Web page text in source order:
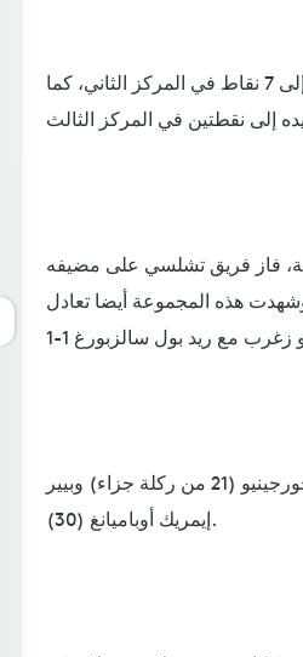
ورفع دورتموند رصيده إلى 7 نقاط في المركز الثاني، كما
فاز فريق تشلسي على مضيفه
هذه المجموعة أيضا تعادل
وسجل هدفي تشيلسي جورجينيو (21 من ركلة جزاء) وبيير
إيمريك أوباميانغ (30).